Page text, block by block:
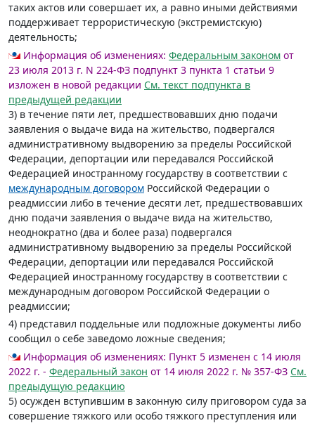
таких актов или совершает их, а равно иными действиями
поддерживает террористическую (экстремистскую)
деятельность;
Информация об изменениях: Федеральным законом от
23 июля 2013 г. N 224-ФЗ подпункт 3 пункта 1 статьи 9
изложен в новой редакции См. текст подпункта в
предыдущей редакции
3) в течение пяти лет, предшествовавших дню подачи
заявления о выдаче вида на жительство, подвергался
административному выдворению за пределы Российской
Федерации, депортации или передавался Российской
Федерацией иностранному государству в соответствии с
международным договором Российской Федерации о
реадмиссии либо в течение десяти лет, предшествовавших
дню подачи заявления о выдаче вида на жительство,
неоднократно (два и более раза) подвергался
административному выдворению за пределы Российской
Федерации, депортации или передавался Российской
Федерацией иностранному государству в соответствии с
международным договором Российской Федерации о
реадмиссии;
4) представил поддельные или подложные документы либо
сообщил о себе заведомо ложные сведения;
Информация об изменениях: Пункт 5 изменен с 14 июля
2022 г. - Федеральный закон от 14 июля 2022 г. № 357-ФЗ См.
предыдущую редакцию
5) осужден вступившим в законную силу приговором суда за
совершение тяжкого или особо тяжкого преступления или